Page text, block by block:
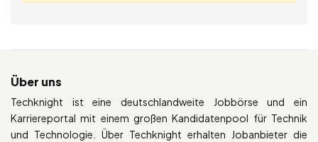
Über uns
Techknight ist eine deutschlandweite Jobbörse und ein
Karriereportal mit einem großen Kandidatenpool für Technik
und Technologie. Über Techknight erhalten Jobanbieter die